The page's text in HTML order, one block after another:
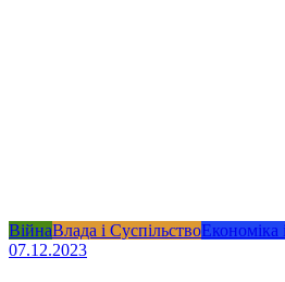
ВійнаВлада і СуспільствоЕкономіка
07.12.2023